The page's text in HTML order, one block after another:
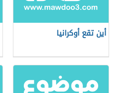
أين تقع أوكرانيا